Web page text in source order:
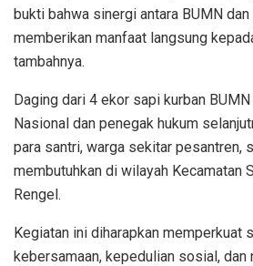
bukti bahwa sinergi antara BUMN
memberikan manfaat langsung
tambahnya.
Daging dari 4 ekor sapi kurban
Nasional dan penegak hukum
para santri, warga sekitar pesantren,
membutuhkan di wilayah Kecamatan
Rengel.
Kegiatan ini diharapkan memperkuat
kebersamaan, kepedulian sosial,